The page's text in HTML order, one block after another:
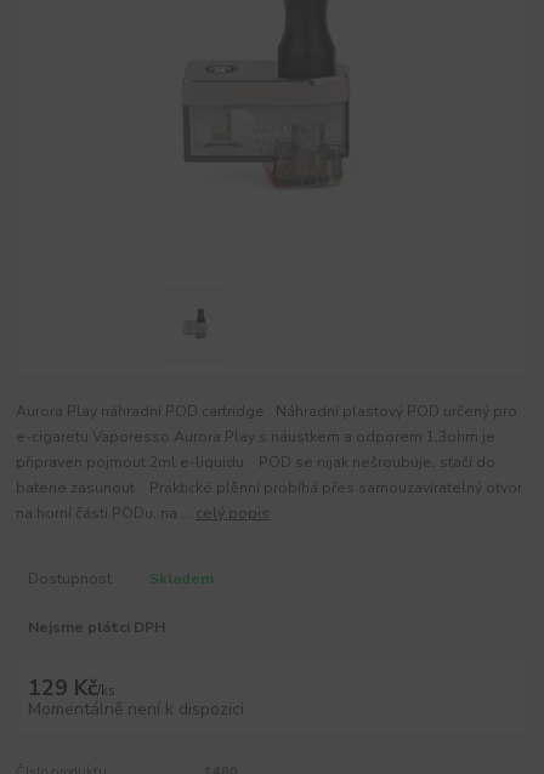
Aurora Play náhradní POD cartridge Náhradní plastový POD určený pro
e-cigaretu Vaporesso Aurora Play s náustkem a odporem 1,3ohm je
připraven pojmout 2ml e-liquidu. POD se nijak nešroubuje, stačí do
baterie zasunout. Praktické plěnní probíhá přes samouzavíratelný otvor
na horní části PODu, na ... celý popis
Dostupnost Skladem
Nejsme plátci DPH
129 Kč/ks
Momentálně není k dispozici